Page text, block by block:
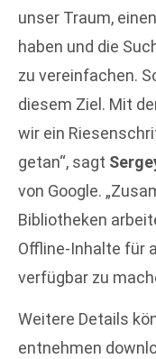
unser Traum,
haben und die
zu vereinfachen.
diesem Ziel. Mit
wir ein
getan“, sagt
von Google.
Bibliotheken
Offline-Inhalte für
verfügbar zu
Weitere Details
entnehmen